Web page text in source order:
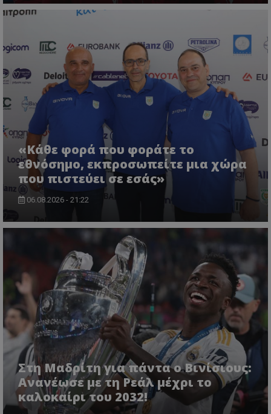
«Κάθε φορά που φοράτε το
εθνόσημο, εκπροσωπείτε μια χώρα
που πιστεύει σε εσάς»
06.08.2026 - 21:22
Στη Μαδρίτη για πάντα ο Βινίσιους:
Ανανέωσε με τη Ρεάλ μέχρι το
καλοκαίρι του 2032!